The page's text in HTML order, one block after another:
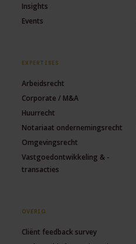
Insights
Events
EXPERTISES
Arbeidsrecht
Corporate / M&A
Huurrecht
Notariaat ondernemingsrecht
Omgevingsrecht
Vastgoedontwikkeling & -
transacties
OVERIG
Cliënt feedback survey